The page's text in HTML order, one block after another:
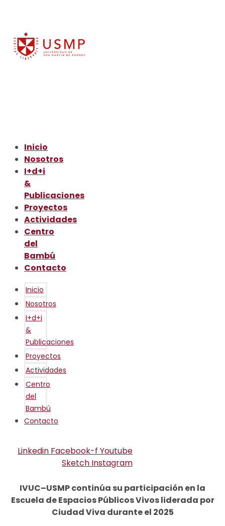
Inicio
Nosotros
I+d+i
&
Publicaciones
Proyectos
Actividades
Centro
del
Bambú
Contacto
Inicio
Nosotros
I+d+i
&
Publicaciones
Proyectos
Actividades
Centro
del
Bambú
Contacto
Linkedin Facebook-f Youtube
Sketch Instagram
IVUC–USMP continúa su participación en la
Escuela de Espacios Públicos Vivos liderada por
Ciudad Viva durante el 2025